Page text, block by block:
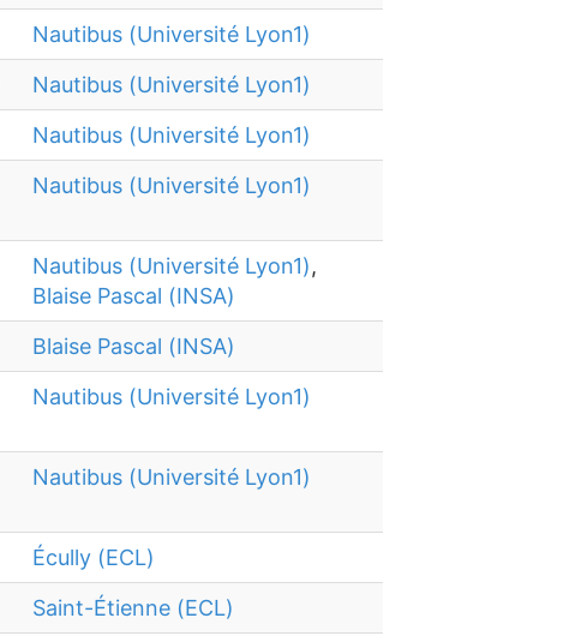
Nautibus (Université Lyon1)
Nautibus (Université Lyon1)
Nautibus (Université Lyon1)
Nautibus (Université Lyon1)
Nautibus (Université Lyon1),
Blaise Pascal (INSA)
Blaise Pascal (INSA)
Nautibus (Université Lyon1)
Nautibus (Université Lyon1)
Écully (ECL)
Saint-Étienne (ECL)